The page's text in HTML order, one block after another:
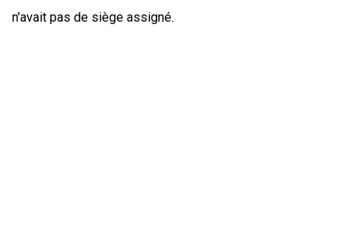
n'avait pas de siège assigné.